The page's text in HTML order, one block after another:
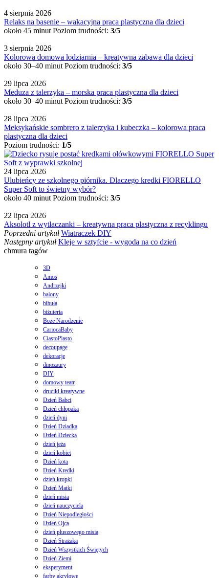
4 sierpnia 2026
Relaks na basenie – wakacyjna praca plastyczna dla dzieci
około 45 minut Poziom trudności: 3/5
3 sierpnia 2026
Kolorowa domowa lodziarnia – kreatywna zabawa dla dzieci
około 30–40 minut Poziom trudności: 3/5
29 lipca 2026
Meduza z talerzyka – morska praca plastyczna dla dzieci
około 30–40 minut Poziom trudności: 3/5
28 lipca 2026
Meksykańskie sombrero z talerzyka i kubeczka – kolorowa praca
plastyczna dla dzieci
Poziom trudności: 1/5
24 lipca 2026
Ulubieńcy ze szkolnego piórnika. Dlaczego kredki FIORELLO
Super Soft to świetny wybór?
około 40 minut Poziom trudności: 3/5
22 lipca 2026
Aksolotl z wytłaczanki – kreatywna praca plastyczna z recyklingu
Poprzedni artykuł Wiatraczek DIY
Następny artykuł Kleje w sztyfcie - wygoda na co dzień
chmura tagów
3D
Amos
Andrzejki
balony
bibuła
biżuteria
Boże Narodzenie
CariocaBaby
CiastoPlasto
decoupage
dekoracje
dinozaury
DIY
domowy teatr
druciki kreatywne
Dzień Babci
Dzień chłopaka
dzień dyni
Dzień Dziadka
Dzień Dziecka
dzień jeża
dzień kobiet
Dzień kota
Dzień Kredki
dzień kropki
Dzień Matki
dzień misia
dzień nauczyciela
Dzień Niepodległości
Dzień Ojca
dzień pluszowego misia
Dzień Strażaka
Dzień Wszystkich Świętych
Dzień Ziemi
eksperyment
farby akrylowe